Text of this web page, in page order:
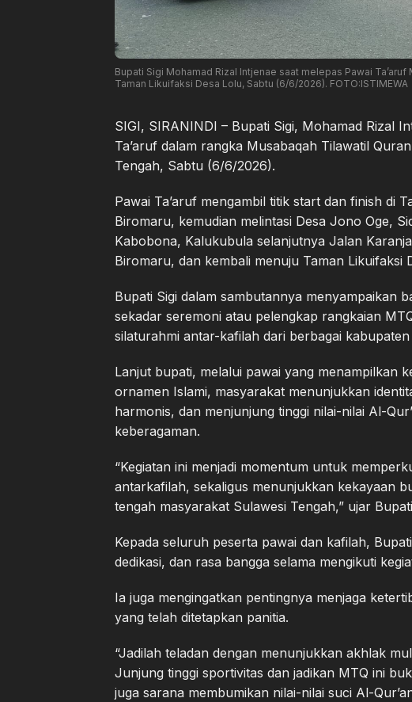
Bupati Sigi Mohamad Rizal Intjenae saat melepas Pawai
Taman Likuifaksi Desa Lolu, Sabtu (6/6/2026). FOTO:ISTIMEWA
SIGI, SIRANINDI – Bupati Sigi, Mohamad Rizal
Ta’aruf dalam rangka Musabaqah Tilawatil
Tengah, Sabtu (6/6/2026).
Pawai Ta’aruf mengambil titik start dan finish di
Biromaru, kemudian melintasi Desa Jono Oge,
Kabobona, Kalukubula selanjutnya Jalan
Biromaru, dan kembali menuju Taman Likuifaksi
Bupati Sigi dalam sambutannya menyampaikan
sekadar seremoni atau pelengkap rangkaian
silaturahmi antar-kafilah dari berbagai
Lanjut bupati, melalui pawai yang menampilkan
ornamen Islami, masyarakat menunjukkan
harmonis, dan menjunjung tinggi nilai-nilai Al-
keberagaman.
“Kegiatan ini menjadi momentum untuk
antarkafilah, sekaligus menunjukkan kekayaan
tengah masyarakat Sulawesi Tengah,” ujar
Kepada seluruh peserta pawai dan kafilah,
dedikasi, dan rasa bangga selama mengikuti
Ia juga mengingatkan pentingnya menjaga
yang telah ditetapkan panitia.
“Jadilah teladan dengan menunjukkan akhlak
Junjung tinggi sportivitas dan jadikan MTQ ini
juga sarana membumikan nilai-nilai suci Al-